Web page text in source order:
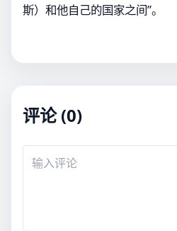
斯）和他自己的国家之间”。
评论 (0)